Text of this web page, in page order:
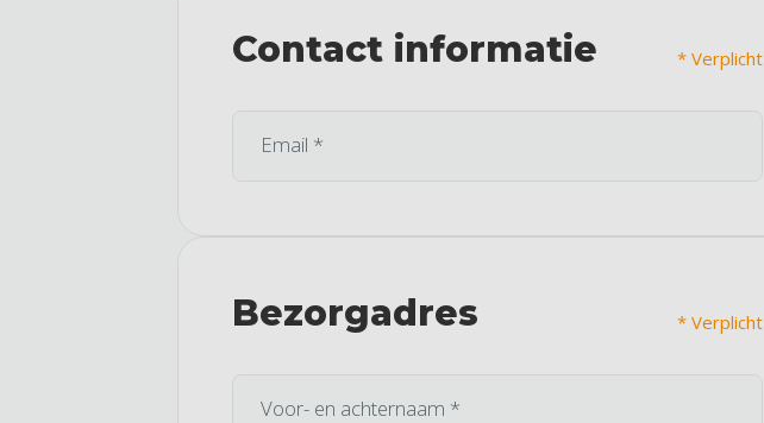
Contact informatie * Verplicht
Email *
Bezorgadres * Verplicht
Voor- en achternaam *